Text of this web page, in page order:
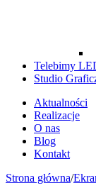
Telebimy
Studio
Aktualności
Realizacje
O nas
Blog
Kontakt
Strona główna/